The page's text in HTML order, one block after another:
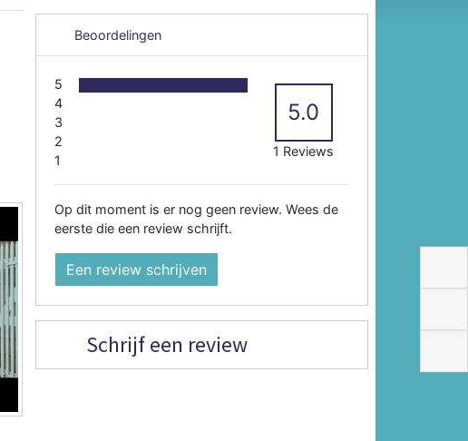
Beoordelingen
5
4
3
2
1
5.0
1 Reviews
Op dit moment is er nog geen review. Wees de
eerste die een review schrijft.
Een review schrijven
Schrijf een review